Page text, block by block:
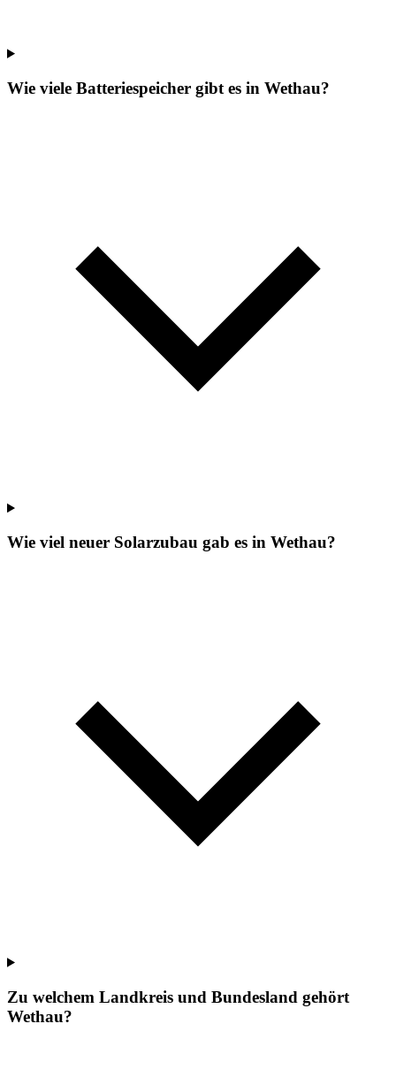
Wie viele Batteriespeicher gibt es in Wethau?
Wie viel neuer Solarzubau gab es in Wethau?
Zu welchem Landkreis und Bundesland gehört
Wethau?